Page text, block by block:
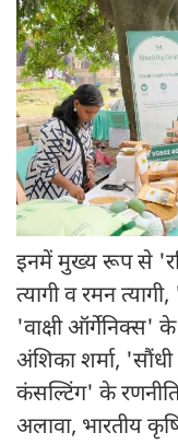
इनमें मुख्य रूप से
त्यागी व रमन
'वाक्षी ऑर्गेनिक्स'
अंशिका शर्मा,
कंसल्टिंग' के
अलावा, भारतीय